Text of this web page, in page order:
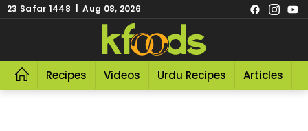
23 Safar 1448 | Aug 08, 2026
Recipes Videos Urdu Recipes Articles